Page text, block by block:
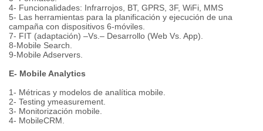
4- Funcionalidades: Infrarrojos, BT, GPRS, 3F, WiFi, MMS
5- Las herramientas para la planificación y ejecución de una
campaña con dispositivos 6-móviles.
7- FIT (adaptación) –Vs.– Desarrollo (Web Vs. App).
8-Mobile Search.
9-Mobile Adservers.
E- Mobile Analytics
1- Métricas y modelos de analítica mobile.
2- Testing ymeasurement.
3- Monitorización mobile.
4- MobileCRM.